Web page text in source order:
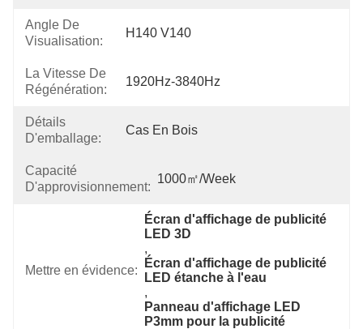
Angle De
Visualisation:
H140 V140
La Vitesse De
Régénération:
1920Hz-3840Hz
Détails
D'emballage:
Cas En Bois
Capacité
D'approvisionnement:
1000㎡/week
Mettre en évidence:
Écran d'affichage de publicité
LED 3D
,
Écran d'affichage de publicité
LED étanche à l'eau
,
Panneau d'affichage LED
P3mm pour la publicité